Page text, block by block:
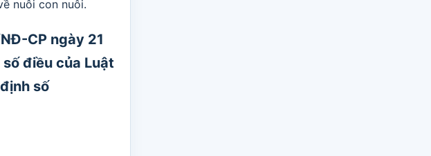
nuôi con nuôi.
CP ngày 21
điều của Luật
số